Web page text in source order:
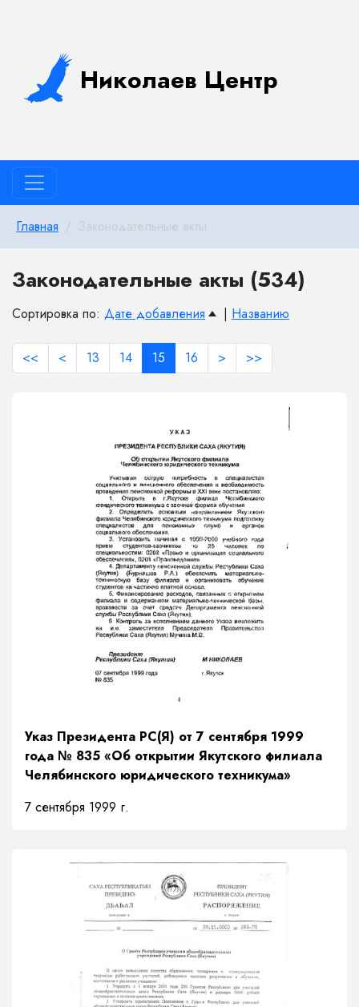
Николаев Центр
Главная Законодательные акты
Законодательные акты (534)
Сортировка по: Дате добавления | Названию
<< < 13 14 15 16 > >>
Указ Президента РС(Я) от 7 сентября 1999
года № 835 «Об открытии Якутского филиала
Челябинского юридического техникума»
7 сентября 1999 г.